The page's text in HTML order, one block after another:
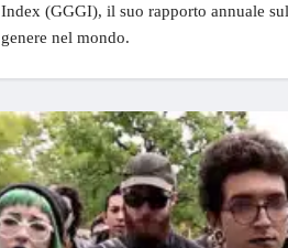
Index (GGGI), il suo rapporto annuale
genere nel mondo.